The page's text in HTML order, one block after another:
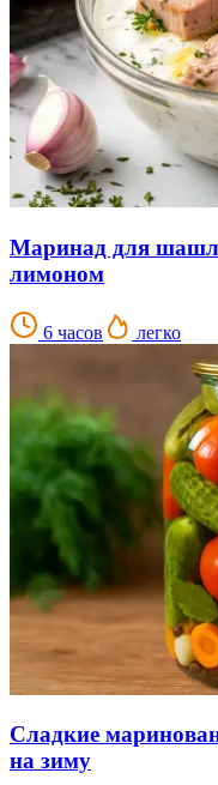
Маринад для
лимоном
6 часов легко
Сладкие
на зиму